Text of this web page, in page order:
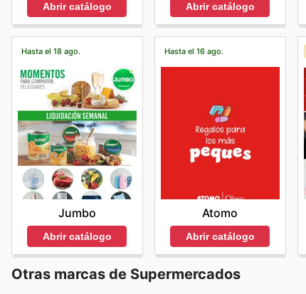
Abrir catálogo Abrir catálogo
Hasta el 18 ago.
Jumbo
Abrir catálogo
Hasta el 16 ago.
Atomo
Abrir catálogo
Otras marcas de Supermercados